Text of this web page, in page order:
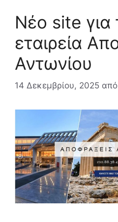
Νέο site για
εταιρεία
Αντωνίου
14 Δεκεμβρίου, 2025 από